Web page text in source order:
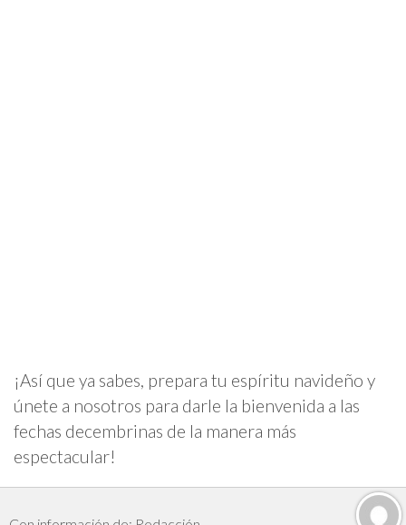
¡Así que ya sabes, prepara tu espíritu navideño y
únete a nosotros para darle la bienvenida a las
fechas decembrinas de la manera más
espectacular!